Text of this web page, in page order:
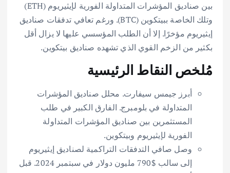
بين صناديق المؤشرات المتداولة الفورية لإيثيريوم (ETH)
وتلك الخاصة ببيتكوين (BTC). ورغم تعافي تدفقات صناديق
إيثيريوم مؤخرًا. إلا أن الطلب المؤسسي عليها لا يزال أقل
بكثير من الزخم القوي الذي تشهده صناديق بيتكوين.
مُلخص النقاط الرئيسية
أبرز جيمس سيفارت. محلل صناديق المؤشرات
المتداولة في بلومبرج. الفارق الكبير في طلب
المستثمرين بين صناديق المؤشرات المتداولة
الفورية لإيثيريوم وبيتكوين.
وصل صافي التدفقات التراكمية لصناديق إيثيريوم
إلى سالب $790 مليون دولار في سبتمبر 2024. قبل